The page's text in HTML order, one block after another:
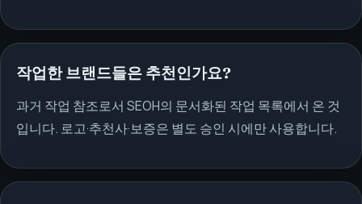
작업한 브랜드들은 추천인가요?
과거 작업 참조로서 SEOH의 문서화된 작업 목록에서 온 것
입니다. 로고·추천사·보증은 별도 승인 시에만 사용합니다.